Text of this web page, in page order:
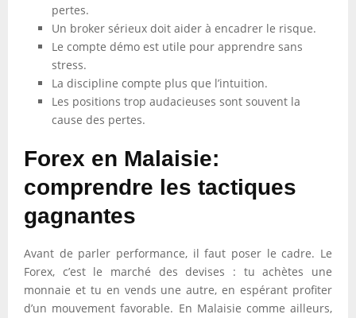
pertes.
Un broker sérieux doit aider à encadrer le risque.
Le compte démo est utile pour apprendre sans
stress.
La discipline compte plus que l’intuition.
Les positions trop audacieuses sont souvent la
cause des pertes.
Forex en Malaisie:
comprendre les tactiques
gagnantes
Avant de parler performance, il faut poser le cadre. Le
Forex, c’est le marché des devises : tu achètes une
monnaie et tu en vends une autre, en espérant profiter
d’un mouvement favorable. En Malaisie comme ailleurs,